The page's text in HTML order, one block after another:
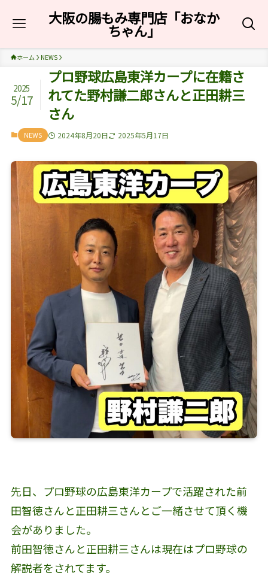
大阪の腸もみ専門店「おなか
ちゃん」
ホーム NEWS
プロ野球広島東洋カープに在籍さ
れてた野村謙二郎さんと正田耕三
さん
2025
5/17
NEWS 2024年8月20日 2025年5月17日
先日、プロ野球の広島東洋カープで活躍された前
田智徳さんと正田耕三さんとご一緒させて頂く機
会がありました。
前田智徳さんと正田耕三さんは現在はプロ野球の
解説者をされてます。